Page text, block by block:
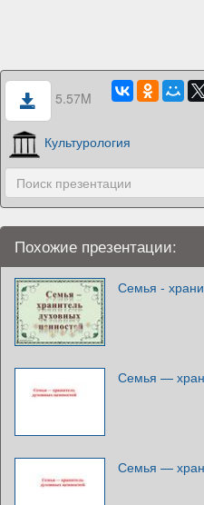
5.57M
Культурология
Похожие презентации:
Семья -
Семья —
Семья —